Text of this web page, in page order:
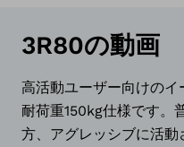
3R80の動画
高活動ユーザー向けのイ
耐荷重150kg仕様です。
方、アグレッシブに活